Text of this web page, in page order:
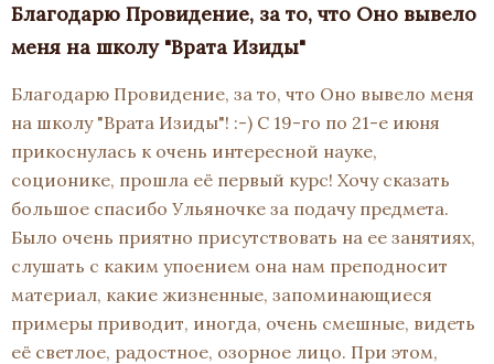
Благодарю Провидение, за то, что Оно вывело
меня на школу "Врата Изиды"
Благодарю Провидение, за то, что Оно вывело меня
на школу "Врата Изиды"! :-) С 19-го по 21-е июня
прикоснулась к очень интересной науке,
соционике, прошла её первый курс! Хочу сказать
большое спасибо Ульяночке за подачу предмета.
Было очень приятно присутствовать на ее занятиях,
слушать с каким упоением она нам преподносит
материал, какие жизненные, запоминающиеся
примеры приводит, иногда, очень смешные, видеть
её светлое, радостное, озорное лицо. При этом,